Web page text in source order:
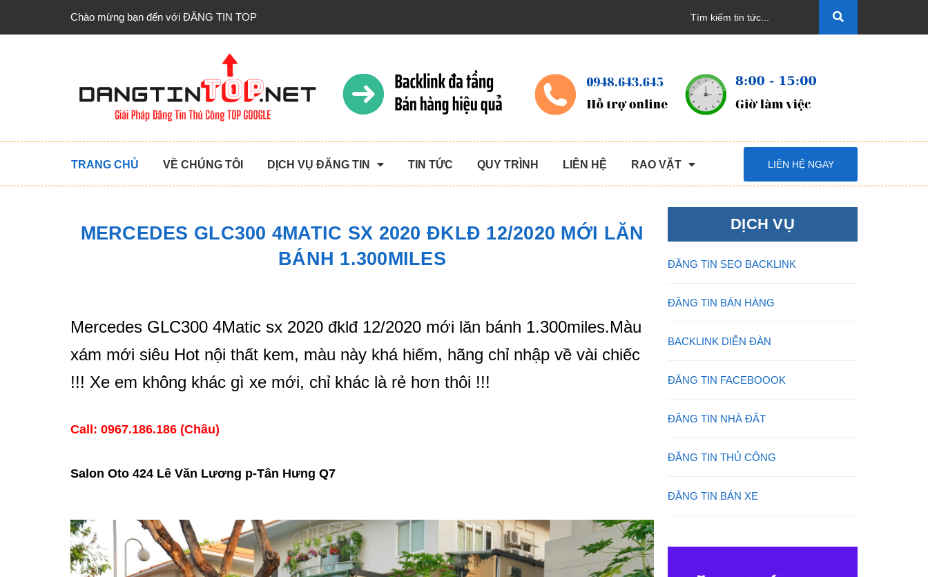
Chào mừng bạn đến với ĐĂNG TIN TOP
TRANG CHỦ VỀ CHÚNG TÔI DỊCH VỤ ĐĂNG TIN TIN TỨC QUY TRÌNH LIÊN HỆ RAO VẶT LIÊN HỆ NGAY
MERCEDES GLC300 4MATIC SX 2020 ĐKLĐ 12/2020 MỚI LĂN
BÁNH 1.300MILES
Mercedes GLC300 4Matic sx 2020 đklđ 12/2020 mới lăn bánh 1.300miles.Màu
xám mới siêu Hot nội thất kem, màu này khá hiếm, hãng chỉ nhập về vài chiếc
!!! Xe em không khác gì xe mới, chỉ khác là rẻ hơn thôi !!!
Call: 0967.186.186 (Châu)
Salon Oto 424 Lê Văn Lương p-Tân Hưng Q7
DỊCH VỤ
ĐĂNG TIN SEO BACKLINK
ĐĂNG TIN BÁN HÀNG
BACKLINK DIỄN ĐÀN
ĐĂNG TIN FACEBOOOK
ĐĂNG TIN NHÀ ĐẤT
ĐĂNG TIN THỦ CÔNG
ĐĂNG TIN BÁN XE